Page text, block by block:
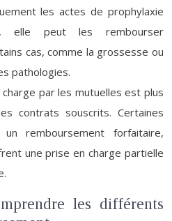
les actes de prophylaxie
elle peut les rembourser
cas, comme la grossesse ou
pathologies.
par les mutuelles est plus
contrats souscrits. Certaines
remboursement forfaitaire,
une prise en charge partielle
les différents